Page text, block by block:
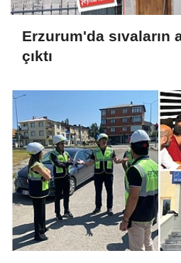
Erzurum'da sıvaların
çıktı